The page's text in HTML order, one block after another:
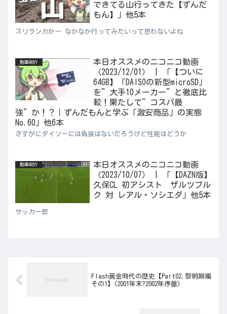
できてる山行ってきた【ずんだ
もん】」他5本
スリランカかー なかなか行ってみたいって思わないよね
動画紹介
本日オススメのニコニコ動画
（2023/12/01） | 「【ついに
64GB】「DAISOの新型microSD」
を”大手10メーカー”と徹底比
較！果たして”コスパ最
強”か！？｜ずんだもんと学ぶ「激安商品」の実態
No.60」他6本
さすがにダイソーには偽装はないだろうけど性能はどうか
動画紹介
本日オススメのニコニコ動画
（2023/10/07） | 「【DAZN版】
久保CL 初アシスト ザルツブル
ク 対 レアル・ソシエダ」他5本
サッカー祭
Flash黄金時代の歴史【Part02.黎明期編
その1】(2001年末?2002年序盤)